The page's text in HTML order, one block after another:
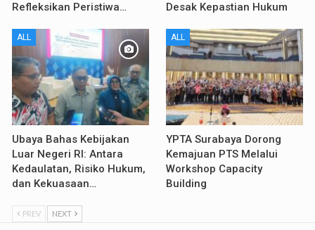
Refleksikan Peristiwa…
Desak Kepastian Hukum
ALL
Ubaya Bahas Kebijakan
Luar Negeri RI: Antara
Kedaulatan, Risiko Hukum,
dan Kekuasaan…
ALL
YPTA Surabaya Dorong
Kemajuan PTS Melalui
Workshop Capacity
Building
PREV NEXT